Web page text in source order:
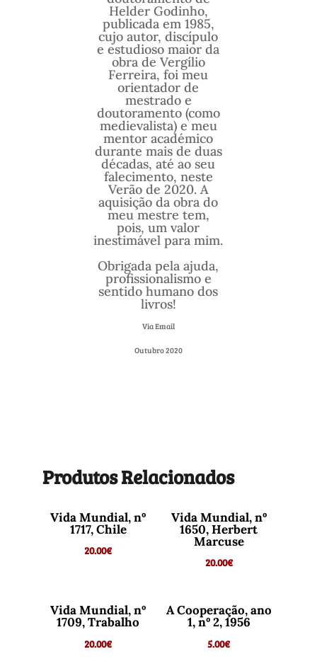
Helder Godinho,
publicada em 1985,
cujo autor, discípulo
e estudioso maior da
obra de Vergílio
Ferreira, foi meu
orientador de
mestrado e
doutoramento (como
medievalista) e meu
mentor académico
durante mais de duas
décadas, até ao seu
falecimento, neste
Verão de 2020. A
aquisição da obra do
meu mestre tem,
pois, um valor
inestimável para mim.
Obrigada pela ajuda,
profissionalismo e
sentido humano dos
livros!
Via Email
Outubro 2020
Produtos Relacionados
Vida Mundial, nº
1717, Chile
20.00€
Vida Mundial, nº
1650, Herbert
Marcuse
20.00€
Vida Mundial, nº
1709, Trabalho
20.00€
A Cooperação, ano
1, nº 2, 1956
5.00€